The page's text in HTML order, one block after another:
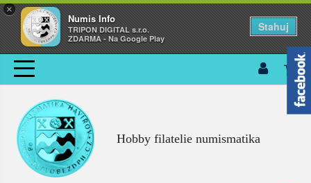
×
Numis Info
TRIPON DIGITAL s.r.o.
ZDARMA - Na Google Play
Stahuj
Hobby filatelie numismatika